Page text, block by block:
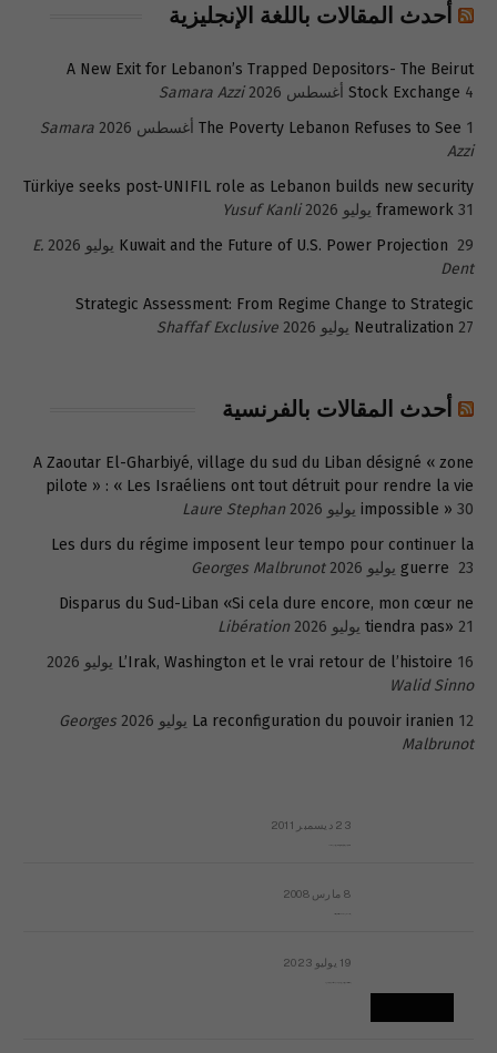
أحدث المقالات باللغة الإنجليزية
A New Exit for Lebanon’s Trapped Depositors- The Beirut
Stock Exchange 4 أغسطس 2026
Samara Azzi
The Poverty Lebanon Refuses to See 1 أغسطس 2026
Samara
Azzi
Türkiye seeks post-UNIFIL role as Lebanon builds new security
framework 31 يوليو 2026
Yusuf Kanli
Kuwait and the Future of U.S. Power Projection 29 يوليو 2026
E.
Dent
Strategic Assessment: From Regime Change to Strategic
Neutralization 27 يوليو 2026 Shaffaf Exclusive
أحدث المقالات بالفرنسية
A Zaoutar El-Gharbiyé, village du sud du Liban désigné « zone
pilote » : « Les Israéliens ont tout détruit pour rendre la vie
impossible » 30 يوليو 2026
Laure Stephan
Les durs du régime imposent leur tempo pour continuer la
guerre 23 يوليو 2026
Georges Malbrunot
Disparus du Sud-Liban «Si cela dure encore, mon cœur ne
tiendra pas» 21 يوليو 2026
Libération
L’Irak, Washington et le vrai retour de l’histoire 16 يوليو 2026
Walid Sinno
La reconfiguration du pouvoir iranien 12 يوليو 2026
Georges
Malbrunot
23 ديسمبر 2011
8 مارس 2008
19 يوليو 2023